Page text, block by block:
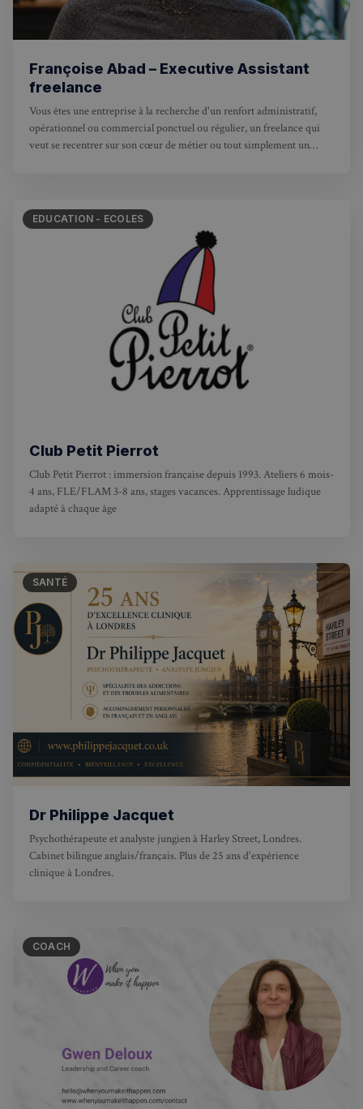
Françoise Abad – Executive Assistant
freelance
Vous êtes une entreprise à la recherche d'un renfort administratif,
opérationnel ou commercial ponctuel ou régulier, un freelance qui
veut se recentrer sur son cœur de métier ou tout simplement un
EDUCATION - ECOLES
Club Petit Pierrot
Club Petit Pierrot : immersion française depuis 1993. Ateliers 6 mois-
4 ans, FLE/FLAM 3-8 ans, stages vacances. Apprentissage ludique
adapté à chaque âge
SANTÉ
Dr Philippe Jacquet
Psychothérapeute et analyste jungien à Harley Street, Londres.
Cabinet bilingue anglais/français. Plus de 25 ans d'expérience
clinique à Londres.
COACH